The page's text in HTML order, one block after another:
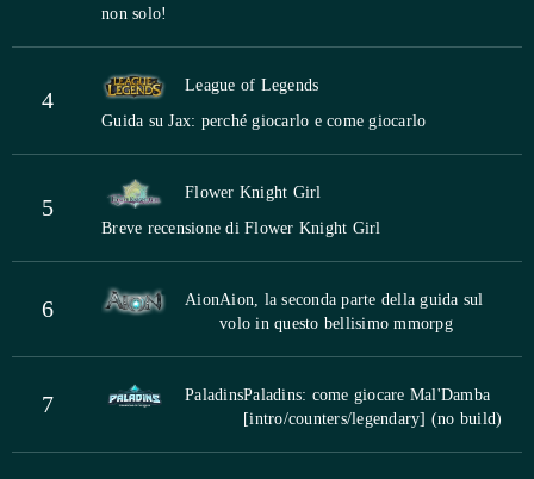
non solo!
4
League of Legends
Guida su Jax: perché giocarlo e come giocarlo
5
Flower Knight Girl
Breve recensione di Flower Knight Girl
6 AionAion, la seconda parte della guida sul
volo in questo bellisimo mmorpg
7 PaladinsPaladins: come giocare Mal'Damba
[intro/counters/legendary] (no build)